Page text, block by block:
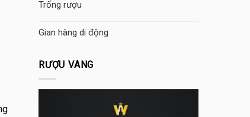
Trống rượu
Gian hàng di động
RƯỢU VANG